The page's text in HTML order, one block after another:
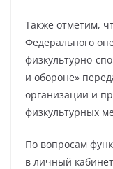
Также отметим,
Федерального
физкультурно-
и обороне»
организации и
физкультурных
По вопросам
в личный